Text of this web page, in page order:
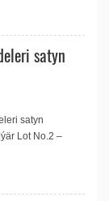
satyn
satyn
Lot No.2 –